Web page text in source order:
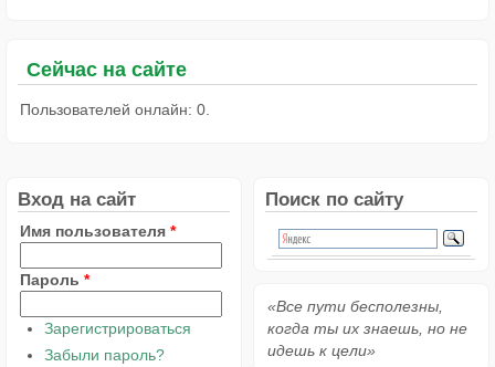
Сейчас на сайте
Пользователей онлайн: 0.
Вход на сайт
Имя пользователя *
Пароль *
Зарегистрироваться
Забыли пароль?
Поиск по сайту
«Все пути бесполезны,
когда ты их знаешь, но не
идешь к цели»